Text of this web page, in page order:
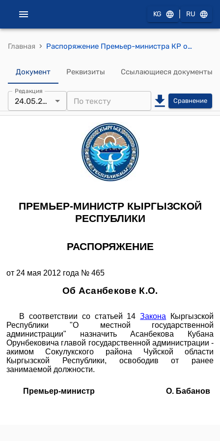
KG RU
Главная › Распоряжение Премьер-министра КР от 24 мая 2012 года № 465 (Об Асанбекове К.О.)
Документ Реквизиты Ссылающиеся документы
Редакция
24.05.2012 Сравнение